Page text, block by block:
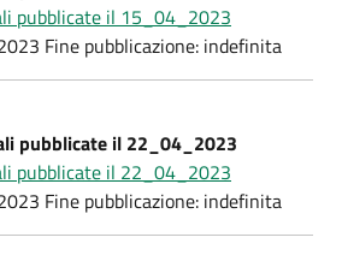
pubblicate il 15_04_2023
Fine pubblicazione: indefinita
pubblicate il 22_04_2023
pubblicate il 22_04_2023
Fine pubblicazione: indefinita